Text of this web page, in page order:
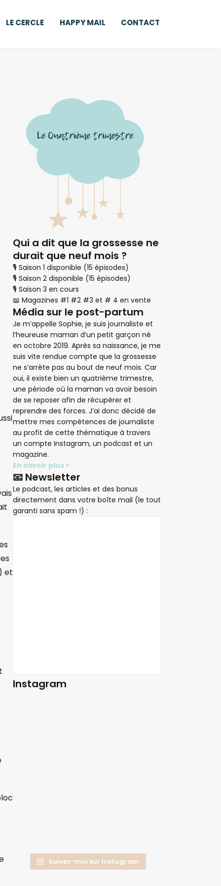
LE CERCLE HAPPY MAIL CONTACT
et
Qui a dit que la grossesse ne
durait que neuf mois ?
🎙 Saison 1 disponible (15 épisodes)
🎙 Saison 2 disponible (15 épisodes)
🎙 Saison 3 en cours
📖 Magazines #1 #2 #3 et # 4 en vente
Média sur le post-partum
Je m’appelle Sophie, je suis journaliste et
l’heureuse maman d’un petit garçon né
en octobre 2019. Après sa naissance, je me
suis vite rendue compte que la grossesse
ne s’arrête pas au bout de neuf mois. Car
oui, il existe bien un quatrième trimestre,
une période où la maman va avoir besoin
de se reposer afin de récupérer et
reprendre des forces. J’ai donc décidé de
mettre mes compétences de journaliste
au profit de cette thématique à travers
un compte Instagram, un podcast et un
magazine.
En savoir plus >
📧 Newsletter
Le podcast, les articles et des bonus
directement dans votre boîte mail (le tout
garanti sans spam !) :
Instagram
Suivez-moi sur Instagram